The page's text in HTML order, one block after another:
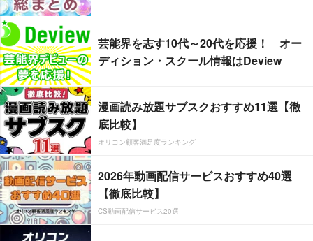
芸能界を志す10代～20代を応援！ オー
ディション・スクール情報はDeview
漫画読み放題サブスクおすすめ11選【徹
底比較】
オリコン顧客満足度ランキング
2026年動画配信サービスおすすめ40選
【徹底比較】
CS動画配信サービス20選